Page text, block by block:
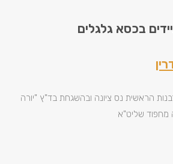
בכסא גלגלים
הראשית נס ציונה ובהשגחת בד"ץ "יורה
מחפוד שליט"א